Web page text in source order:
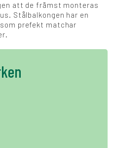
att de främst monteras
Stålbalkongen har en
prefekt matchar